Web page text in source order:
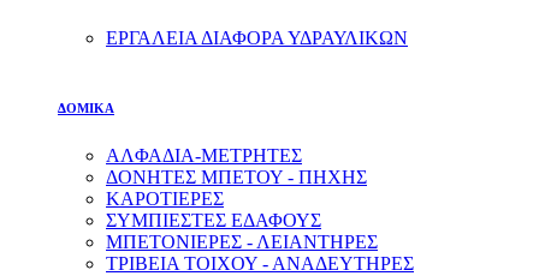
ΕΡΓΑΛΕΙΑ ΔΙΑΦΟΡΑ ΥΔΡΑΥΛΙΚΩΝ
ΔΟΜΙΚΑ
ΑΛΦΑΔΙΑ-ΜΕΤΡΗΤΕΣ
ΔΟΝΗΤΕΣ ΜΠΕΤΟΥ - ΠΗΧΗΣ
ΚΑΡΟΤΙΕΡΕΣ
ΣΥΜΠΙΕΣΤΕΣ ΕΔΑΦΟΥΣ
ΜΠΕΤΟΝΙΕΡΕΣ - ΛΕΙΑΝΤΗΡΕΣ
ΤΡΙΒΕΙΑ ΤΟΙΧΟΥ - ΑΝΑΔΕΥΤΗΡΕΣ